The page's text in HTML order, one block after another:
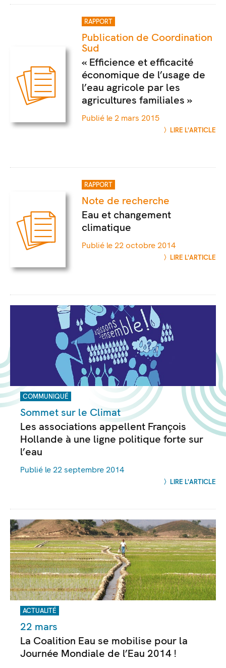
RAPPORT
Publication de Coordination
Sud
« Efficience et efficacité
économique de l’usage de
l’eau agricole par les
agricultures familiales »
Publié le 2 mars 2015
LIRE L'ARTICLE
RAPPORT
Note de recherche
Eau et changement
climatique
Publié le 22 octobre 2014
LIRE L'ARTICLE
COMMUNIQUÉ
Sommet sur le Climat
Les associations appellent François
Hollande à une ligne politique forte sur
l’eau
Publié le 22 septembre 2014
LIRE L'ARTICLE
ACTUALITÉ
22 mars
La Coalition Eau se mobilise pour la
Journée Mondiale de l’Eau 2014 !